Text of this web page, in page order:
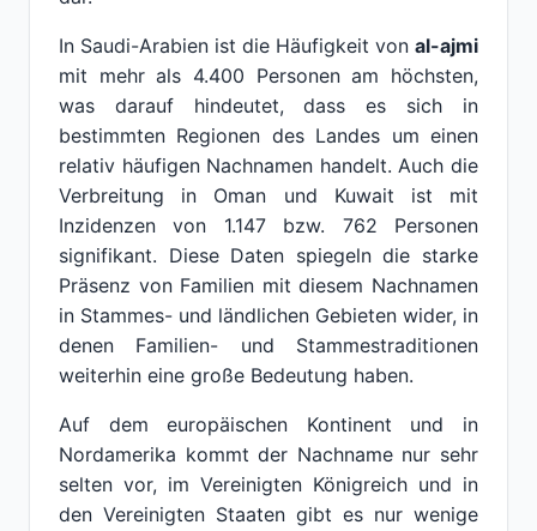
In Saudi-Arabien ist die Häufigkeit von al-ajmi
mit mehr als 4.400 Personen am höchsten,
was darauf hindeutet, dass es sich in
bestimmten Regionen des Landes um einen
relativ häufigen Nachnamen handelt. Auch die
Verbreitung in Oman und Kuwait ist mit
Inzidenzen von 1.147 bzw. 762 Personen
signifikant. Diese Daten spiegeln die starke
Präsenz von Familien mit diesem Nachnamen
in Stammes- und ländlichen Gebieten wider, in
denen Familien- und Stammestraditionen
weiterhin eine große Bedeutung haben.
Auf dem europäischen Kontinent und in
Nordamerika kommt der Nachname nur sehr
selten vor, im Vereinigten Königreich und in
den Vereinigten Staaten gibt es nur wenige